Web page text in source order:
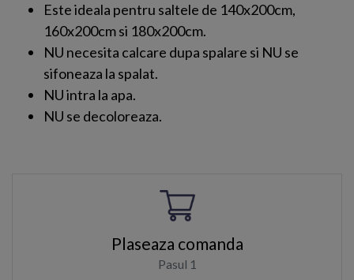
Este ideala pentru saltele de 140x200cm,
160x200cm si 180x200cm.
NU necesita calcare dupa spalare si NU se
sifoneaza la spalat.
NU intra la apa.
NU se decoloreaza.
Plaseaza comanda
Pasul 1